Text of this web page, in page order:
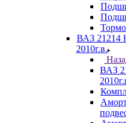
ВАЗ 21214
2010г.в.
ВАЗ